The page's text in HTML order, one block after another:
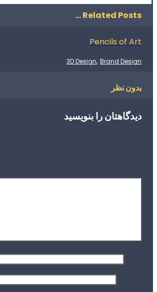
Related Posts ...
Pencils of Art
3D Design, Brand Design
بدون نظر
دیدگاهتان را بنویسید